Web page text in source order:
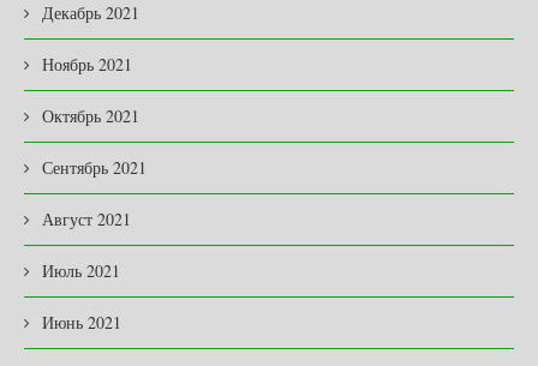
Декабрь 2021
Ноябрь 2021
Октябрь 2021
Сентябрь 2021
Август 2021
Июль 2021
Июнь 2021